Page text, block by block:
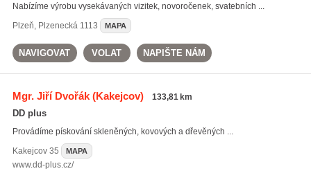
Nabízíme výrobu vysekávaných vizitek, novoročenek, svatebních ...
Plzeň, Plzenecká 1113 MAPA
NAVIGOVAT VOLAT NAPIŠTE NÁM
Mgr. Jiří Dvořák(Kakejcov) 133,81 km
DD plus
Provádíme pískování skleněných, kovových a dřevěných ...
Kakejcov35 MAPA
www.dd-plus.cz/